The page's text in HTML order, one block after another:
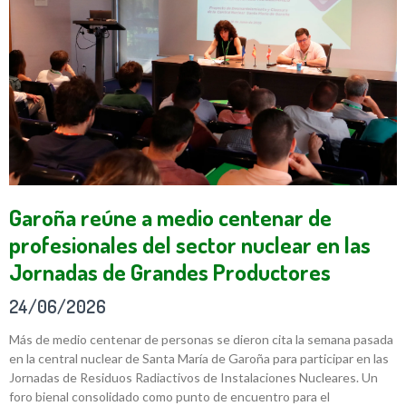
Garoña reúne a medio centenar de
profesionales del sector nuclear en las
Jornadas de Grandes Productores
24/06/2026
Más de medio centenar de personas se dieron cita la semana pasada
en la central nuclear de Santa María de Garoña para participar en las
Jornadas de Residuos Radiactivos de Instalaciones Nucleares. Un
foro bienal consolidado como punto de encuentro para el